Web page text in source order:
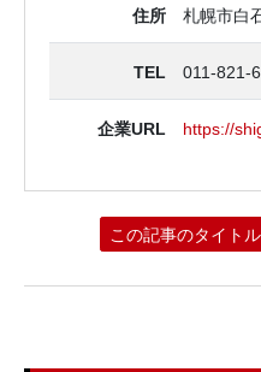
住所 札幌市白
TEL 011-821-
企業URL https://
この記事のタイト